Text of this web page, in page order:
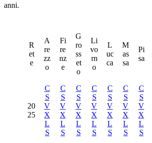
anni.
R
et
e
A
re
zz
o
Fi
re
nz
e
G
ro
ss
et
o
Li
vo
rn
o
L
uc
ca
M
as
sa
Pi
sa
20
25
C
S
V
X
L
S
C
S
V
X
L
S
C
S
V
X
L
S
C
S
V
X
L
S
C
S
V
X
L
S
C
S
V
X
L
S
C
S
V
X
L
S